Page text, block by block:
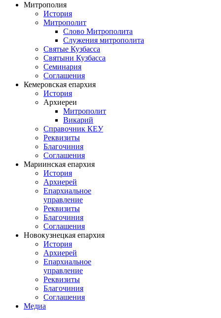
Митрополия
История
Митрополит
Слово Митрополита
Служения митрополита
Святые Кузбасса
Святыни Кузбасса
Семинария
Соглашения
Кемеровская епархия
История
Архиереи
Митрополит
Викарий
Справочник КЕУ
Реквизиты
Благочиния
Соглашения
Мариинская епархия
История
Архиерей
Епархиальное
управление
Реквизиты
Благочиния
Соглашения
Новокузнецкая епархия
История
Архиерей
Епархиальное
управление
Реквизиты
Благочиния
Соглашения
Медиа